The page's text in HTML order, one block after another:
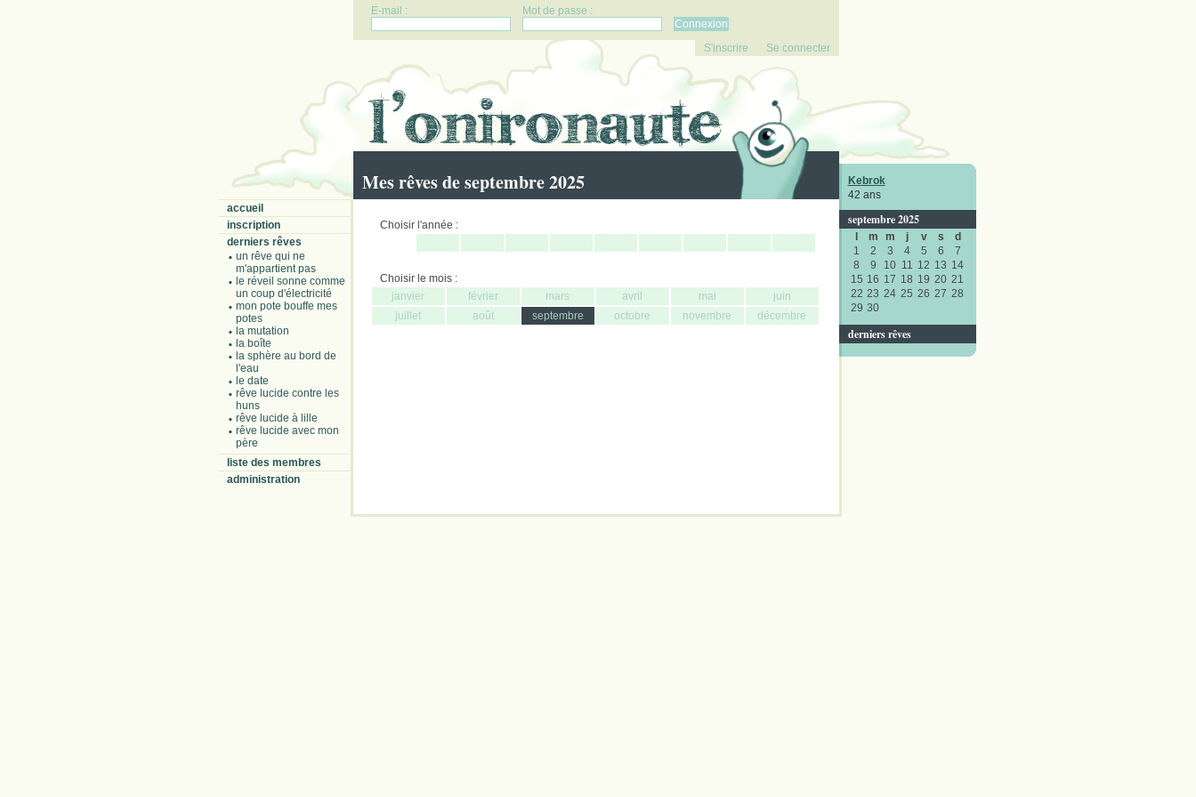
E-mail : Mot de passe :
S'inscrire Se connecter
Mes rêves de septembre 2025
accueil
inscription
derniers rêves
un rêve qui ne
m'appartient pas
le réveil sonne comme
un coup d'électricité
mon pote bouffe mes
potes
la mutation
la boîte
la sphère au bord de
l'eau
le date
rêve lucide contre les
huns
rêve lucide à lille
rêve lucide avec mon
père
liste des membres
administration
Kebrok
42 ans
septembre 2025
m m j v s
d
1
2 3 4 5 6
7
8
9 10 11 12 13 14
15 16 17 18 19 20 21
22 23 24 25 26 27 28
29 30
derniers rêves
Choisir l'année :
Choisir le mois :
janvier
février mars avril mai
juin
juillet
août septembre octobre novembre décembre